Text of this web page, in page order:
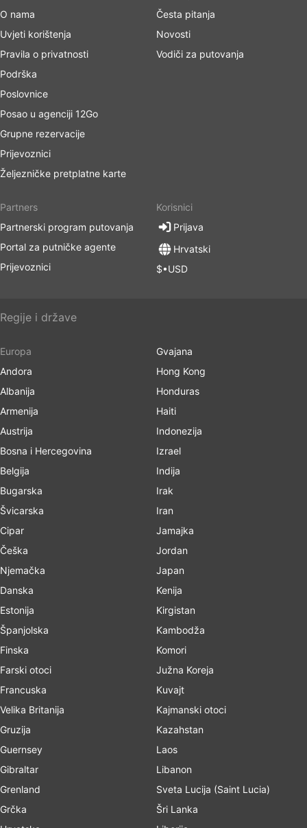
O nama
Uvjeti korištenja
Pravila o privatnosti
Podrška
Poslovnice
Posao u agenciji 12Go
Grupne rezervacije
Prijevoznici
Željezničke pretplatne karte
Česta pitanja
Novosti
Vodiči za putovanja
Partners
Partnerski program putovanja
Portal za putničke agente
Prijevoznici
Korisnici
Prijava
Hrvatski
$•USD
Regije i države
Europa
Andora
Albanija
Armenija
Austrija
Bosna i Hercegovina
Belgija
Bugarska
Švicarska
Cipar
Češka
Njemačka
Danska
Estonija
Španjolska
Finska
Farski otoci
Francuska
Velika Britanija
Gruzija
Guernsey
Gibraltar
Grenland
Grčka
Gvajana
Hong Kong
Honduras
Haiti
Indonezija
Izrael
Indija
Irak
Iran
Jamajka
Jordan
Japan
Kenija
Kirgistan
Kambodža
Komori
Južna Koreja
Kuvajt
Kajmanski otoci
Kazahstan
Laos
Libanon
Sveta Lucija (Saint Lucia)
Šri Lanka